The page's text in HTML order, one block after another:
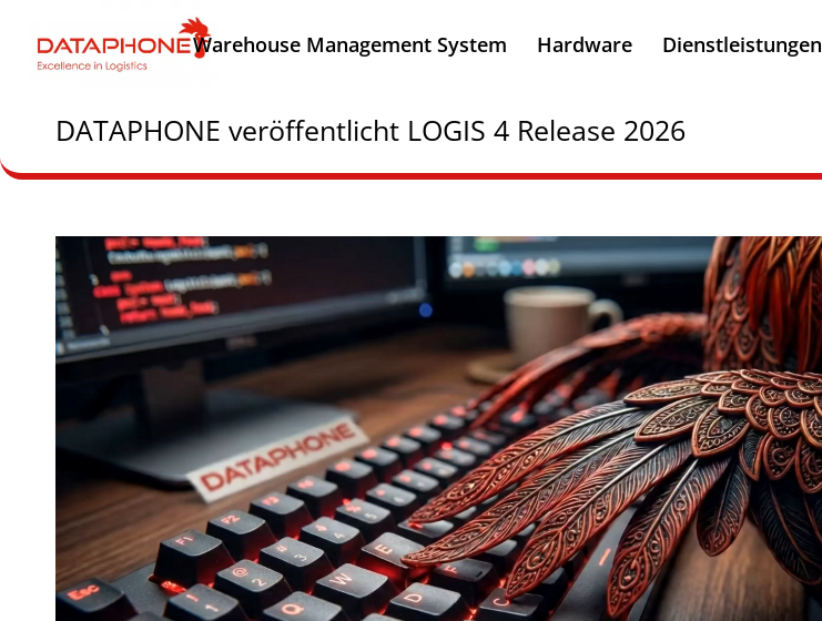
Warehouse Management System Hardware Dienstleistungen
DATAPHONE veröffentlicht LOGIS 4 Release 2026